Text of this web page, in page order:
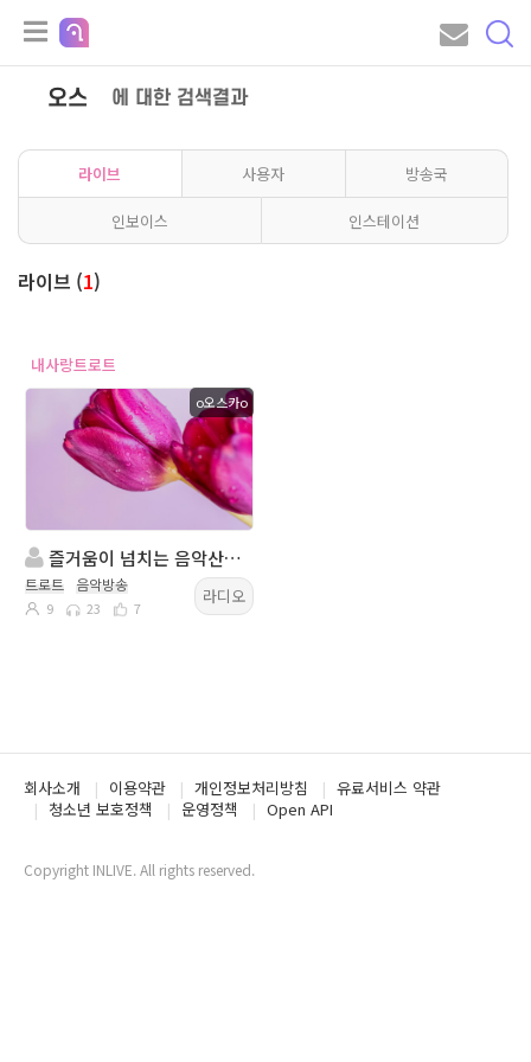
오스 에 대한 검색결과
라이브 사용자 방송국
인보이스 인스테이션
라이브 (1)
내사랑트로트
o오스카o
즐거움이 넘치는 음악산책 & 내사랑트로트
트로트 음악방송
9 23 7
라디오
회사소개 이용약관 개인정보처리방침
유료서비스 약관
청소년 보호정책
운영정책 Open API
Copyright INLIVE. All rights reserved.